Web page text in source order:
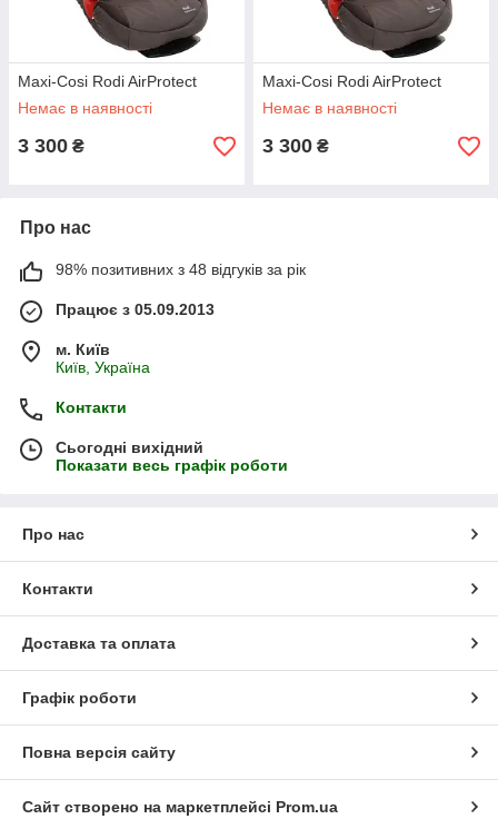
Maxi-Cosi Rodi AirProtect
Немає в наявності
3 300 ₴
Maxi-Cosi Rodi AirProtect
Немає в наявності
3 300 ₴
Про нас
98% позитивних з 48 відгуків за рік
Працює з 05.09.2013
м. Київ
Київ, Україна
Контакти
Сьогодні вихідний
Показати весь графік роботи
Про нас
Контакти
Доставка та оплата
Графік роботи
Повна версія сайту
Сайт створено на маркетплейсі Prom.ua